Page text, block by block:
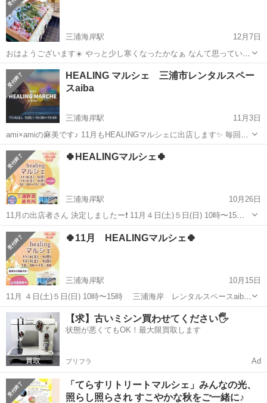
三浦海岸駅
12月7日
おはようございます☀️ やっと少し寒くなったかなぁ なんて思っていた
ら 今朝は暖かく🤔⁉️ まだまだ冬にはなりませんね💦 さて、 本日から
今週のお野菜販売 開始です❗️ 当店で パルシステムの商品の受け渡しが
出来る ...
神奈川 三浦市 直売所
HEALING マルシェ 三浦市レンタルスペー
スaiba
三浦海岸駅
11月3日
ami×amiの麻美です♪ 11月もHEALINGマルシェに出店します✨ 毎回
様々なブースが出店するHEALINGマルシェ！ 私達MMSのブースでは
あなたの本質に繋がるセッションをご用意しています✨ 自分の使命は
何なの...
神奈川 三浦市
🍀HEALINGマルシェ🍀
三浦海岸駅
10月26日
11月の出店者さん 決定しましたー❗️ 11月４日(土)５日(日) 10時〜15時
三浦海岸 レンタルスペースaibaにて 開催いたします✨ 最近は、 あち
こちでイベントが開催されるように なりましたね😊 三浦海岸も...
神奈川 三浦市 三浦海岸駅
🍀11月 HEALINGマルシェ🍀
三浦海岸駅
10月15日
11月 ４日(土)５日(日) 10時〜15時 三浦海岸 レンタルスペースaiba
にて 第15回 HEALINGマルシェを 開催いたします‼️ 海を観ながら リフ
レッシュしに いらっしゃいませんか🍀 出店は キッチン...
神奈川 三浦市 三浦海岸駅 その他 マルシェ
【求】古いミシン買わせてください🖐️
状態が悪くてもOK！最大限買取します
プリフラ Ad
「てらすリトリートマルシェ」みんなの光、
照らし照らされ すこやかな秋をご一緒に♪